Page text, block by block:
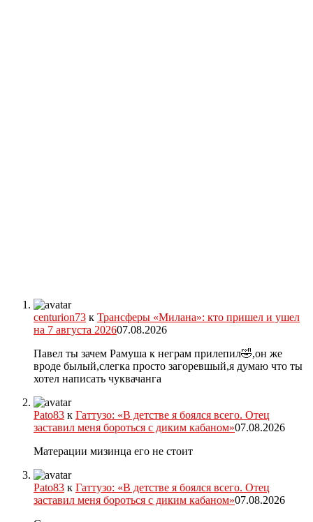
centurion73 к Трансферы «Милана»: кто пришел и ушел
на 7 августа 202607.08.2026
Павел ты зачем Рамуша к неграм прилепил🤣,он же
вроде былый,слегка просто загоревшый,я думаю что ты
хотел написать чуквачанга
Pato83 к Гаттузо: «В детстве я боялся всего. Отец
заставил меня бороться с диким кабаном»07.08.2026
Матерации мизинца его не стоит
Pato83 к Гаттузо: «В детстве я боялся всего. Отец
заставил меня бороться с диким кабаном»07.08.2026